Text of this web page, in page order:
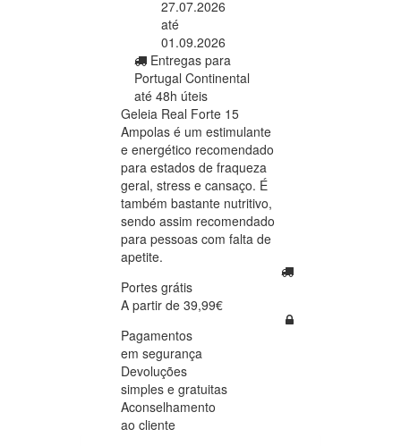
27.07.2026
até
01.09.2026
Entregas para
Portugal Continental
até 48h úteis
Geleia Real Forte 15
Ampolas é um estimulante
e energético recomendado
para estados de fraqueza
geral, stress e cansaço. É
também bastante nutritivo,
sendo assim recomendado
para pessoas com falta de
apetite.
Portes grátis
A partir de 39,99€
Pagamentos
em segurança
Devoluções
simples e gratuitas
Aconselhamento
ao cliente